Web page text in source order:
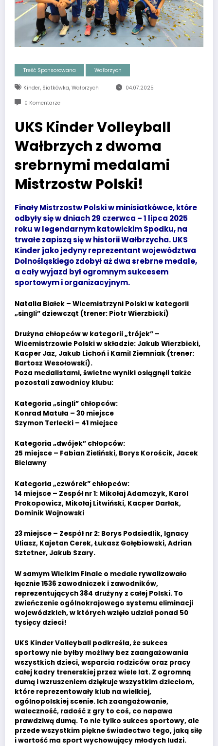
Treść Sponsorowana Wałbrzych
Kinder, Siatkówka, Wałbrzych 04.07.2025
0 Komentarze
UKS Kinder Volleyball
Wałbrzych z dwoma
srebrnymi medalami
Mistrzostw Polski!
Finały Mistrzostw Polski w minisiatkówce, które
odbyły się w dniach 29 czerwca – 1 lipca 2025
roku w legendarnym katowickim Spodku, na
trwałe zapiszą się w historii Wałbrzycha. UKS
Kinder jako jedyny reprezentant województwa
Dolnośląskiego zdobył aż dwa srebrne medale,
a cały wyjazd był ogromnym sukcesem
sportowym i organizacyjnym.
Natalia Białek – Wicemistrzyni Polski w kategorii
„singli” dziewcząt (trener: Piotr Wierzbicki)
Drużyna chłopców w kategorii „trójek” –
Wicemistrzowie Polski w składzie: Jakub Wierzbicki,
Kacper Jaz, Jakub Lichoń i Kamil Ziemniak (trener:
Bartosz Wesołowski).
Poza medalistami, świetne wyniki osiągnęli także
pozostali zawodnicy klubu:
Kategoria „singli” chłopców:
Konrad Matuła – 30 miejsce
Szymon Terlecki – 41 miejsce
Kategoria „dwójek” chłopców:
25 miejsce – Fabian Zieliński, Borys Korościk, Jacek
Bielawny
Kategoria „czwórek” chłopców:
14 miejsce – Zespół nr 1: Mikołaj Adamczyk, Karol
Prokopowicz, Mikołaj Litwiński, Kacper Darłak,
Dominik Wojnowski
23 miejsce – Zespół nr 2: Borys Podsiedlik, Ignacy
Uliasz, Kajetan Cerek, Łukasz Gołębiowski, Adrian
Sztetner, Jakub Szary.
W samym Wielkim Finale o medale rywalizowało
łącznie 1536 zawodniczek i zawodników,
reprezentujących 384 drużyny z całej Polski. To
zwieńczenie ogólnokrajowego systemu eliminacji
wojewódzkich, w których wzięło udział ponad 50
tysięcy dzieci!
UKS Kinder Volleyball podkreśla, że sukces
sportowy nie byłby możliwy bez zaangażowania
wszystkich dzieci, wsparcia rodziców oraz pracy
całej kadry trenerskiej przez wiele lat. Z ogromną
dumą i wzruszeniem dziękuje wszystkim dzieciom,
które reprezentowały klub na wielkiej,
ogólnopolskiej scenie. Ich zaangażowanie,
waleczność, radość z gry to coś, co napawa
prawdziwą dumą. To nie tylko sukces sportowy, ale
przede wszystkim piękne świadectwo tego, jaką siłę
i wartość ma sport wychowujący młodych ludzi.